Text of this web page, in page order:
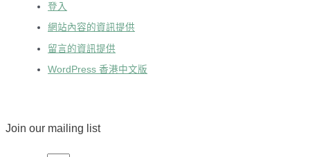
登入
網站內容的資訊提供
留言的資訊提供
WordPress 香港中文版
Join our mailing list